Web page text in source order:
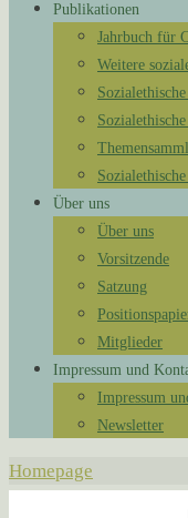
Publikationen
Jahrbuch für
Weitere
Über uns
Über uns
Vorsitzende
Satzung
Mitglieder
Impressum und
Impressum
Newsletter
Homepage